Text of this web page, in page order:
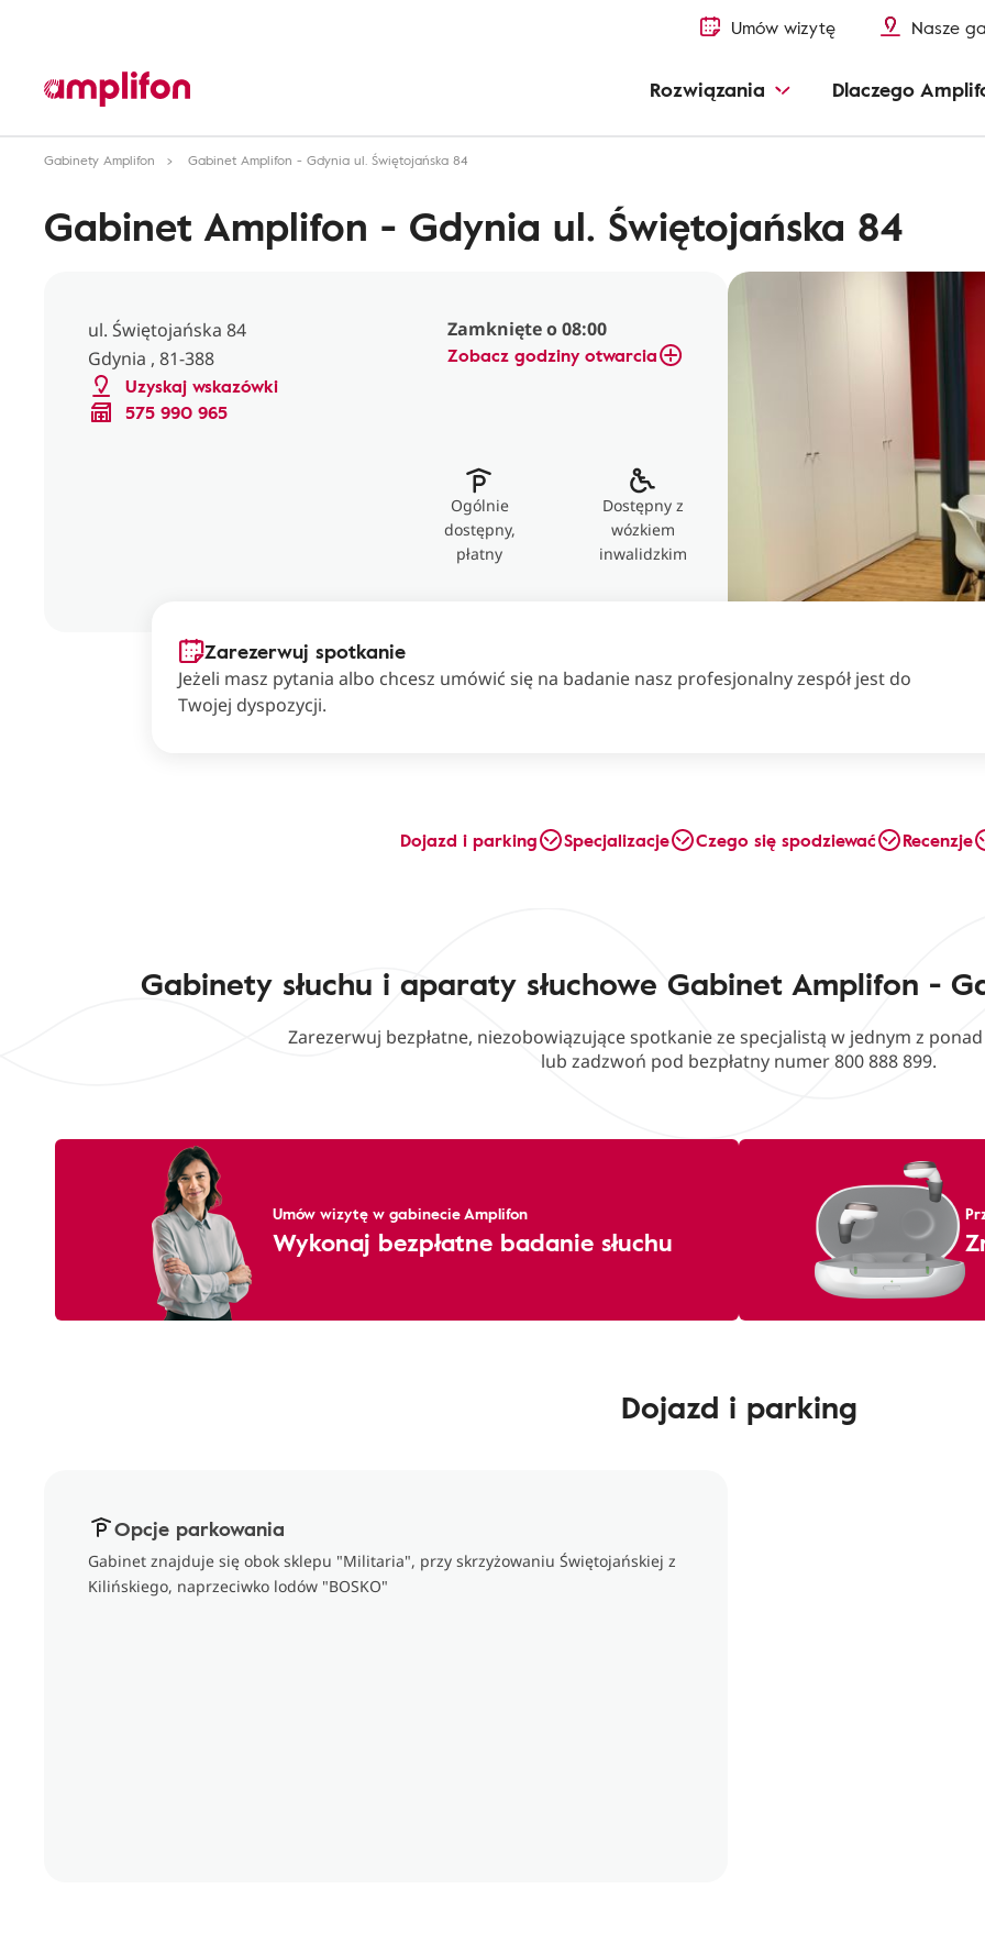
Umów wizytę Nasze
Rozwiązania Dlaczego
Gabinety Amplifon Gabinet Amplifon - Gdynia ul. Świętojańska 84
Gabinet Amplifon - Gdynia ul. Świętojańska 84
ul. Świętojańska 84
Gdynia , 81-388
Uzyskaj wskazówki
575 990 965
Zamknięte o 08:00
Zobacz godziny otwarcia
Ogólnie
dostępny,
płatny
Dostępny z
wózkiem
inwalidzkim
Zarezerwuj spotkanie
Jeżeli masz pytania albo chcesz umówić się na badanie nasz profesjonalny zespół jest do
Twojej dyspozycji.
Dojazd i parking Specjalizacje Czego się spodziewać Recenzje
Gabinety słuchu i aparaty słuchowe Gabinet Amplifon -
Zarezerwuj bezpłatne, niezobowiązujące spotkanie ze specjalistą w jednym z
lub zadzwoń pod bezpłatny numer 800 888 899.
Umów wizytę w gabinecie Amplifon
Wykonaj bezpłatne badanie słuchu
Dojazd i parking
Opcje parkowania
Gabinet znajduje się obok sklepu "Militaria", przy skrzyżowaniu Świętojańskiej z
Kilińskiego, naprzeciwko lodów "BOSKO"